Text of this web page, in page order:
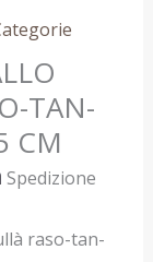
TAN-
CM
Spedizione
raso-tan-